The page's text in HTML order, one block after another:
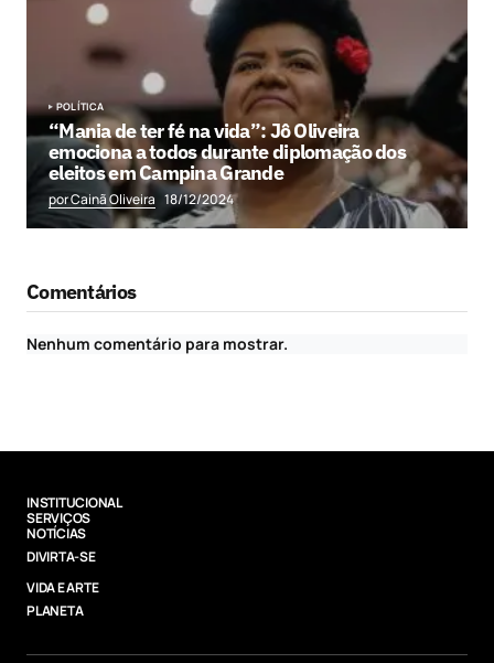
POLÍTICA
“Mania de ter fé na vida”: Jô Oliveira
emociona a todos durante diplomação dos
eleitos em Campina Grande
por Cainã Oliveira 18/12/2024
Comentários
Nenhum comentário para mostrar.
INSTITUCIONAL
SERVIÇOS
NOTÍCIAS
DIVIRTA-SE
VIDA E ARTE
PLANETA